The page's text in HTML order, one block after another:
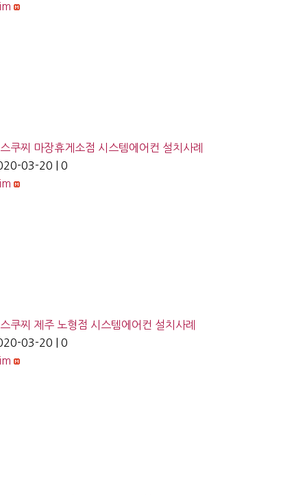
쿠찌 마장휴게소점 시스템에어컨 설치사례
03-20
0
쿠찌 제주 노형점 시스템에어컨 설치사례
03-20
0